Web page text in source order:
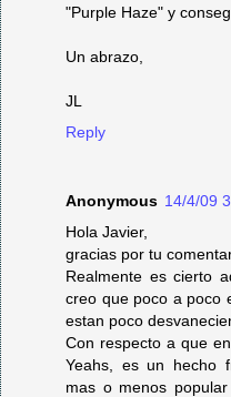
"Purple Haze" y
Un abrazo,
JL
Reply
Anonymous 14/4/09
Hola Javier,
gracias por tu
Realmente es cierto
creo que poco a poco
estan poco
Con respecto a que
Yeahs, es un hecho
mas o menos